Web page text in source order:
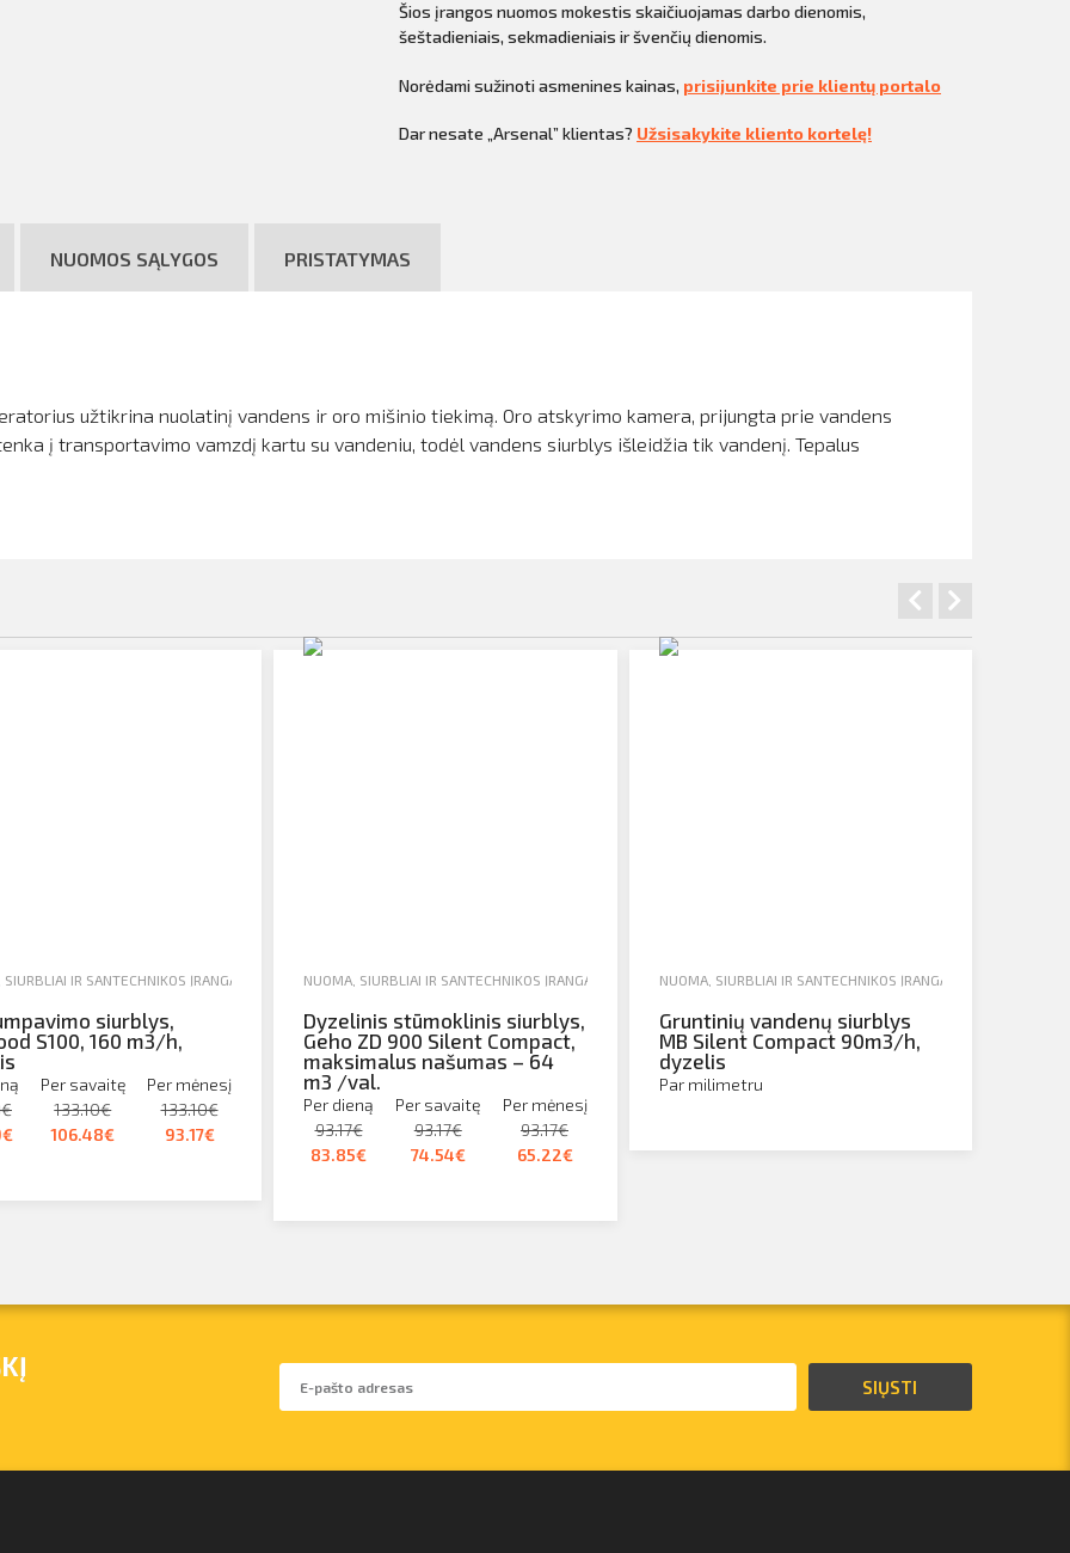
Šios įrangos nuomos mokestis skaičiuojamas darbo dienomis,
šeštadieniais, sekmadieniais ir švenčių dienomis.
Norėdami sužinoti asmenines kainas, prisijunkite prie klientų portalo
Dar nesate „Arsenal” klientas? Užsisakykite kliento kortelę!
NUOMOS SĄLYGOS PRISTATYMAS
užtikrina nuolatinį vandens ir oro mišinio tiekimą. Oro atskyrimo kamera, prijungta prie vandens
į transportavimo vamzdį kartu su vandeniu, todėl vandens siurblys išleidžia tik vandenį. Tepalus
SIURBLIAI IR SANTECHNIKOS ĮRANGA VANDENS SIURBLIAI
siurblys,
S100, 160 m3/h,
Per savaitę
133.10€
106.48€
Per mėnesį
133.10€
93.17€
NUOMA SIURBLIAI IR SANTECHNIKOS ĮRANGA VANDENS SIURBLIAI
Dyzelinis stūmoklinis siurblys,
Geho ZD 900 Silent Compact,
maksimalus našumas – 64
m3 /val.
Per dieną
93.17€
83.85€
Per savaitę
93.17€
74.54€
Per mėnesį
93.17€
65.22€
NUOMA, SIURBLIAI IR SANTECHNIKOS ĮRANGA
Gruntinių vandenų siurblys
MB Silent Compact 90m3/h,
dyzelis
Par milimetru
SIŲSTI